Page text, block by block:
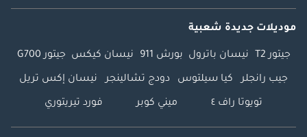
موديلات جديدة شعبية
جيتور T2 نيسان باترول بورش 911 نيسان كيكس جيتور G700
جيب رانجلر كيا سيلتوس دودج تشالينجر نيسان إكس تريل
تويوتا راف ٤ ميني كوبر فورد تيريتوري